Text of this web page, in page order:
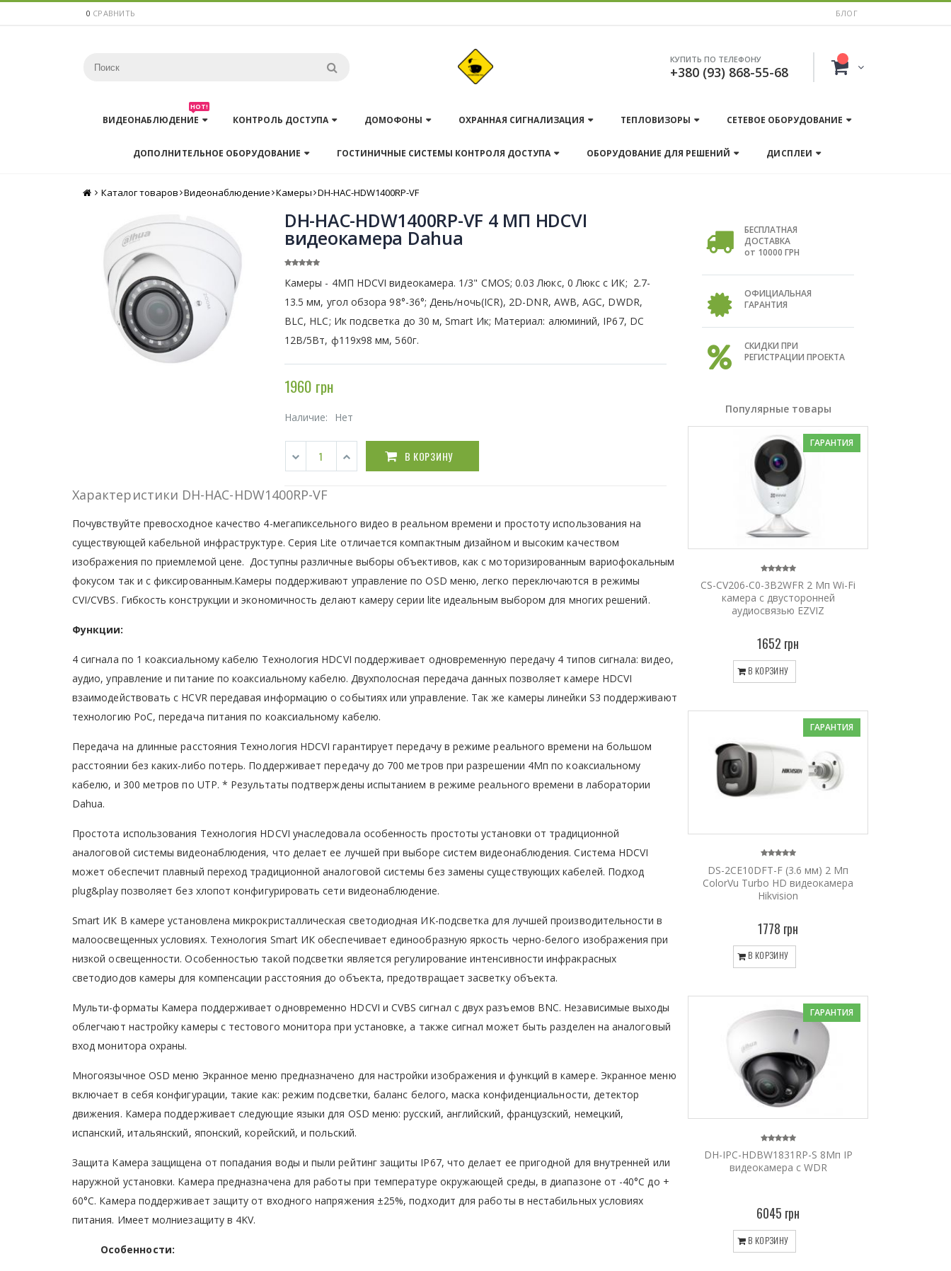
0 СРАВНИТЬ БЛОГ
КУПИТЬ ПО ТЕЛЕФОНУ
+380 (93) 868-55-68
ВИДЕОНАБЛЮДЕНИЕ
HOT!
КОНТРОЛЬ ДОСТУПА ДОМОФОНЫ ОХРАННАЯ СИГНАЛИЗАЦИЯ ТЕПЛОВИЗОРЫ СЕТЕВОЕ ОБОРУДОВАНИЕ
ДОПОЛНИТЕЛЬНОЕ ОБОРУДОВАНИЕ ГОСТИНИЧНЫЕ СИСТЕМЫ КОНТРОЛЯ ДОСТУПА ОБОРУДОВАНИЕ ДЛЯ РЕШЕНИЙ ДИСПЛЕИ
Главная
Каталог товаров Видеонаблюдение Камеры DH-HAC-HDW1400RP-VF
DH-HAC-HDW1400RP-VF 4 МП HDCVI
видеокамера Dahua
Камеры - 4МП HDCVI видеокамера. 1/3" CMOS; 0.03 Люкс, 0 Люкс с ИК; 2.7-
13.5 мм, угол обзора 98°-36°; День/ночь(ICR), 2D-DNR, AWB, AGC, DWDR,
BLC, HLC; Ик подсветка до 30 м, Smart Ик; Материал: алюминий, IP67, DC
12В/5Вт, ф119х98 мм, 560г.
1960 грн
Наличие: Нет
В КОРЗИНУ
Характеристики DH-HAC-HDW1400RP-VF
Почувствуйте превосходное качество 4-мегапиксельного видео в реальном времени и простоту использования на
существующей кабельной инфраструктуре. Серия Lite отличается компактным дизайном и высоким качеством
изображения по приемлемой цене. Доступны различные выборы объективов, как с моторизированным вариофокальным
фокусом так и с фиксированным.Камеры поддерживают управление по OSD меню, легко переключаются в режимы
CVI/CVBS. Гибкость конструкции и экономичность делают камеру серии lite идеальным выбором для многих решений.
Функции:
4 сигнала по 1 коаксиальному кабелю Технология HDCVI поддерживает одновременную передачу 4 типов сигнала: видео,
аудио, управление и питание по коаксиальному кабелю. Двухполосная передача данных позволяет камере HDCVI
взаимодействовать с HCVR передавая информацию о событиях или управление. Так же камеры линейки S3 поддерживают
технологию PoC, передача питания по коаксиальному кабелю.
Передача на длинные расстояния Технология HDCVI гарантирует передачу в режиме реального времени на большом
расстоянии без каких-либо потерь. Поддерживает передачу до 700 метров при разрешении 4Мп по коаксиальному
кабелю, и 300 метров по UTP. * Результаты подтверждены испытанием в режиме реального времени в лаборатории
Dahua.
Простота использования Технология HDCVI унаследовала особенность простоты установки от традиционной
аналоговой системы видеонаблюдения, что делает ее лучшей при выборе систем видеонаблюдения. Система HDCVI
может обеспечит плавный переход традиционной аналоговой системы без замены существующих кабелей. Подход
plug&play позволяет без хлопот конфигурировать сети видеонаблюдение.
Smart ИК В камере установлена микрокристаллическая светодиодная ИК-подсветка для лучшей производительности в
малоосвещенных условиях. Технология Smart ИК обеспечивает единообразную яркость черно-белого изображения при
низкой освещенности. Особенностью такой подсветки является регулирование интенсивности инфракрасных
светодиодов камеры для компенсации расстояния до объекта, предотвращает засветку объекта.
Мульти-форматы Камера поддерживает одновременно HDCVI и CVBS сигнал с двух разъемов BNC. Независимые выходы
облегчают настройку камеры с тестового монитора при установке, а также сигнал может быть разделен на аналоговый
вход монитора охраны.
Многоязычное OSD меню Экранное меню предназначено для настройки изображения и функций в камере. Экранное меню
включает в себя конфигурации, такие как: режим подсветки, баланс белого, маска конфиденциальности, детектор
движения. Камера поддерживает следующие языки для OSD меню: русский, английский, французский, немецкий,
испанский, итальянский, японский, корейский, и польский.
Защита Камера защищена от попадания воды и пыли рейтинг защиты IP67, что делает ее пригодной для внутренней или
наружной установки. Камера предназначена для работы при температуре окружающей среды, в диапазоне от -40°C до +
60°С. Камера поддерживает защиту от входного напряжения ±25%, подходит для работы в нестабильных условиях
питания. Имеет молниезащиту в 4KV.
Особенности:
БЕСПЛАТНАЯ
ДОСТАВКА
от 10000 ГРН
ОФИЦИАЛЬНАЯ
ГАРАНТИЯ
СКИДКИ ПРИ
РЕГИСТРАЦИИ ПРОЕКТА
Популярные товары
ГАРАНТИЯ
CS-CV206-C0-3B2WFR 2 Мп Wi-Fi
камера с двусторонней
аудиосвязью EZVIZ
1652 грн
В КОРЗИНУ
ГАРАНТИЯ
DS-2CE10DFT-F (3.6 мм) 2 Мп
ColorVu Turbo HD видеокамера
Hikvision
1778 грн
В КОРЗИНУ
ГАРАНТИЯ
DH-IPC-HDBW1831RP-S 8Mп IP
видеокамера c WDR
6045 грн
В КОРЗИНУ